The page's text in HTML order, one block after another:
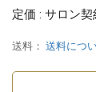
定価 : サロン
送料： 送料につ